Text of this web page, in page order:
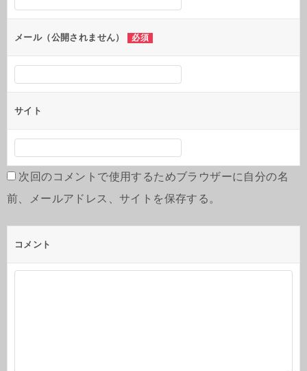
メール（公開されません） 必須
サイト
次回のコメントで使用するためブラウザーに自分の名
前、メールアドレス、サイトを保存する。
コメント